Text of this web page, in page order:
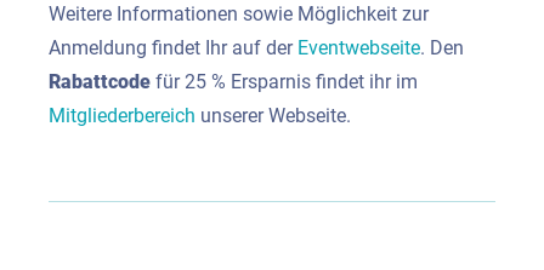
Weitere Informationen sowie Möglichkeit zur
Anmeldung findet Ihr auf der Eventwebseite. Den
Rabattcode für 25 % Ersparnis findet ihr im
Mitgliederbereich unserer Webseite.